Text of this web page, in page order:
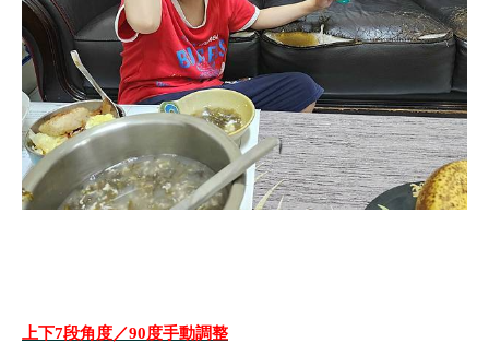
上下7段角度／90度手動調整